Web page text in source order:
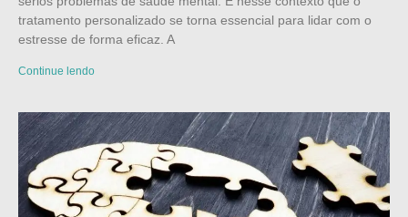
tratamento personalizado se torna essencial para lidar com o
estresse de forma eficaz. A
Continue lendo